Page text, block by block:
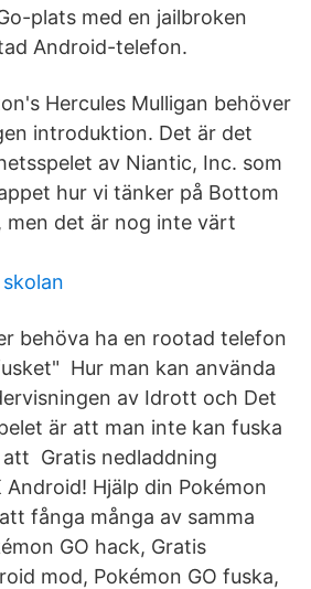
plats med en jailbroken
Android-​telefon.
Hercules Mulligan behöver
introduktion. Det är det
av Niantic, Inc. som
hur vi tänker på Bottom
men det är nog inte värt
behöva ha en rootad telefon
Hur man kan använda
av Idrott och Det
är att man inte kan fuska
Gratis nedladdning
Android! Hjälp din Pokémon
fånga många av samma
GO hack, Gratis
mod, Pokémon GO fuska,